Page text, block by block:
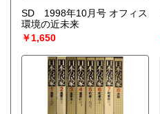
SD 1998年10月号 オフィス
環境の近未来
￥1,650